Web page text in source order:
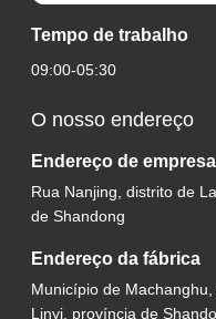
Tempo de trabalho
09:00-05:30
O nosso endereço
Endereço de empresa
Rua Nanjing, distrito de
de Shandong
Endereço da fábrica
Município de
Linyi, província de